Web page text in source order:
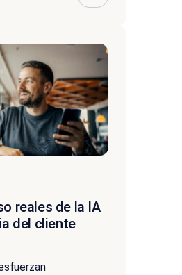
reales de la IA
del cliente